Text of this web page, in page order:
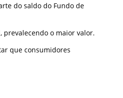
do saldo do Fundo de
prevalecendo o maior valor.
que consumidores